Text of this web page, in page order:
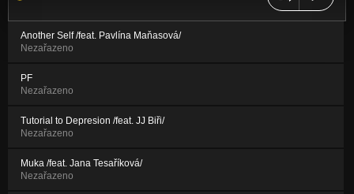
Another Self /feat. Pavlína Maňasová/
Nezařazeno
PF
Nezařazeno
Tutorial to Depresion /feat. JJ Biři/
Nezařazeno
Muka /feat. Jana Tesaříková/
Nezařazeno